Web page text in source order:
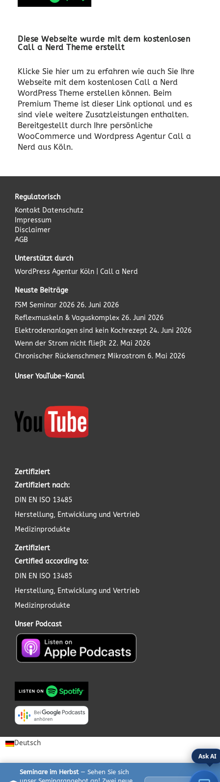
Diese Webseite wurde mit dem kostenlosen
Call a Nerd Theme erstellt
Klicke Sie hier um zu erfahren wie auch Sie Ihre
Webseite mit dem kostenlosen Call a Nerd
WordPress Theme erstellen können. Beim
Premium Theme ist dieser Link optional und es
sind viele weitere Zusatzleistungen enthalten.
Bereitgestellt durch Ihre persönliche
WooCommerce und Wordpress Agentur Call a
Nerd aus Köln.
Regulatorisch
Kontakt Datenschutz
Impressum
Disclaimer
AGB
Unterstützt durch
WordPress Agentur Köln | Call a Nerd
Neuste Beiträge
FSM Seminar 2026 26. Juni 2026
Reflexmuskeln & Vaguskomplex 26. Juni 2026
Elektrodenanlagen sind kein Kochrezept 24. Juni 2026
Wenn der Strom nicht fließt 22. Mai 2026
Chronischer Rückenschmerz Mikrostrom 6. Mai 2026
Unser YouTube-Kanal
Zertifiziert
Zertifiziert nach:
DIN EN ISO 13485
Herstellung, Entwicklung und Vertrieb
Medizinprodukte
Zertifiziert
Certified according to:
DIN EN ISO 13485
Herstellung, Entwicklung und Vertrieb
Medizinprodukte
Unser Podcast
Ask AI
Seminare im Herbst— Sehen Sie sich
Deutsch